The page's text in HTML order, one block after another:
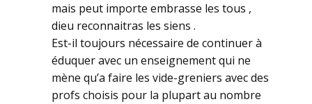
mais peut importe embrasse les tous ,
dieu reconnaitras les siens .
Est-il toujours nécessaire de continuer à
éduquer avec un enseignement qui ne
mène qu’a faire les vide-greniers avec des
profs choisis pour la plupart au nombre